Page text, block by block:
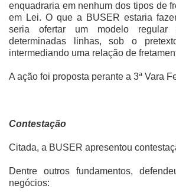
enquadraria em nenhum dos tipos de
em Lei. O que a BUSER estaria
seria ofertar um modelo regular
determinadas linhas, sob o
intermediando uma relação de
A ação foi proposta perante a 3ª Vara
Contestação
Citada, a BUSER apresentou
Dentre outros fundamentos,
negócios: